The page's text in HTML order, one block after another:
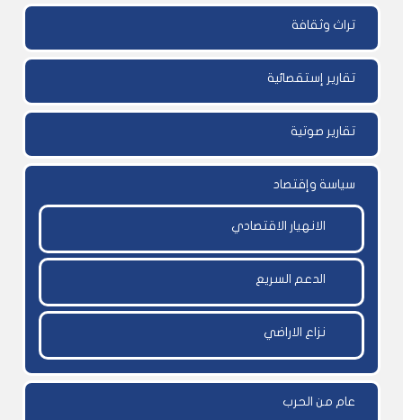
تراث وثقافة
تقارير إستقصائية
تقارير صوتية
سياسة وإقتصاد
الانهيار الاقتصادي
الدعم السريع
نزاع الاراضي
عام من الحرب